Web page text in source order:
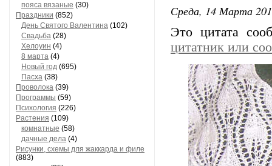
пояса вязаные (30)
Праздники (852)
День Святого Валентина (102)
Свадьба (28)
Хелоуин (4)
8 марта (4)
Новый год (695)
Пасха (38)
Проволока (39)
Программы (59)
Психология (226)
Растения (109)
комнатные (58)
дачные дела (4)
Рисунки, схемы для жаккарда и филе
(883)
Среда, 14 Марта
Это цитата
цитатник или